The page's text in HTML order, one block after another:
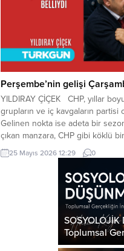
Perşembe’nin gelişi
YILDIRAY ÇİÇEK CHP, yıllar
grupların ve iç kavgaların partisi
Gelinen nokta ise adeta bir
çıkan manzara, CHP gibi köklü
kuruluş misyonunu omuzlarında
adına gerçekten vahim bir
birbirini “kurtarıcı” diye
25 Mayıs 2026 12:29 0
SOSYOLOJİK
Toplumsal